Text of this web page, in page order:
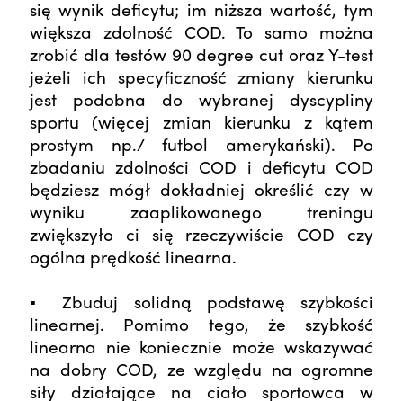
się wynik deficytu; im niższa wartość, tym
większa zdolność COD. To samo można
zrobić dla testów 90 degree cut oraz Y-test
jeżeli ich specyficzność zmiany kierunku
jest podobna do wybranej dyscypliny
sportu (więcej zmian kierunku z kątem
prostym np./ futbol amerykański). Po
zbadaniu zdolności COD i deficytu COD
będziesz mógł dokładniej określić czy w
wyniku zaaplikowanego treningu
zwiększyło ci się rzeczywiście COD czy
ogólna prędkość linearna.
▪ Zbuduj solidną podstawę szybkości
linearnej. Pomimo tego, że szybkość
linearna nie koniecznie może wskazywać
na dobry COD, ze względu na ogromne
siły działające na ciało sportowca w